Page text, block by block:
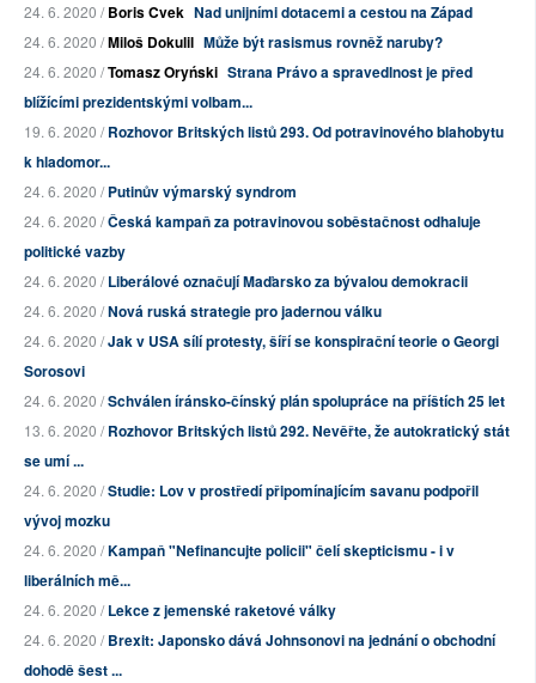
24. 6. 2020 /Boris Cvek Nad unijními dotacemi a cestou na Západ
24. 6. 2020 /Miloš Dokulil Může být rasismus rovněž naruby?
24. 6. 2020 /Tomasz Oryński Strana Právo a spravedlnost je před
blížícími prezidentskými volbam...
19. 6. 2020 /Rozhovor Britských listů 293. Od potravinového blahobytu
k hladomor...
24. 6. 2020 /Putinův výmarský syndrom
24. 6. 2020 /Česká kampaň za potravinovou soběstačnost odhaluje
politické vazby
24. 6. 2020 /Liberálové označují Maďarsko za bývalou demokracii
24. 6. 2020 /Nová ruská strategie pro jadernou válku
24. 6. 2020 /Jak v USA sílí protesty, šíří se konspirační teorie o Georgi
Sorosovi
24. 6. 2020 /Schválen íránsko-čínský plán spolupráce na příštích 25 let
13. 6. 2020 /Rozhovor Britských listů 292. Nevěřte, že autokratický stát
se umí ...
24. 6. 2020 /Studie: Lov v prostředí připomínajícím savanu podpořil
vývoj mozku
24. 6. 2020 /Kampaň "Nefinancujte policii" čelí skepticismu - i v
liberálních mě...
24. 6. 2020 /Lekce z jemenské raketové války
24. 6. 2020 /Brexit: Japonsko dává Johnsonovi na jednání o obchodní
dohodě šest ...